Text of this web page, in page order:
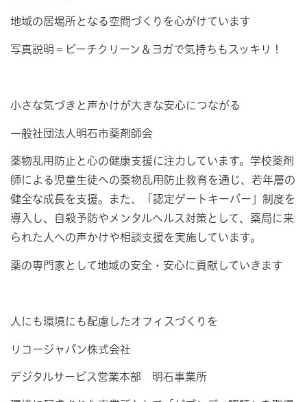
地域の居場所となる空間づくりを心がけています
写真説明＝ビーチクリーン＆ヨガで気持ちもスッキリ！
小さな気づきと声かけが大きな安心につながる
一般社団法人明石市薬剤師会
薬物乱用防止と心の健康支援に注力しています。学校薬剤
師による児童生徒への薬物乱用防止教育を通じ、若年層の
健全な成長を支援。また、「認定ゲートキーパー」制度を
導入し、自殺予防やメンタルヘルス対策として、薬局に来
られた人への声かけや相談支援を実施しています。
薬の専門家として地域の安全・安心に貢献していきます
人にも環境にも配慮したオフィスづくりを
リコージャパン株式会社
デジタルサービス営業本部 明石事業所